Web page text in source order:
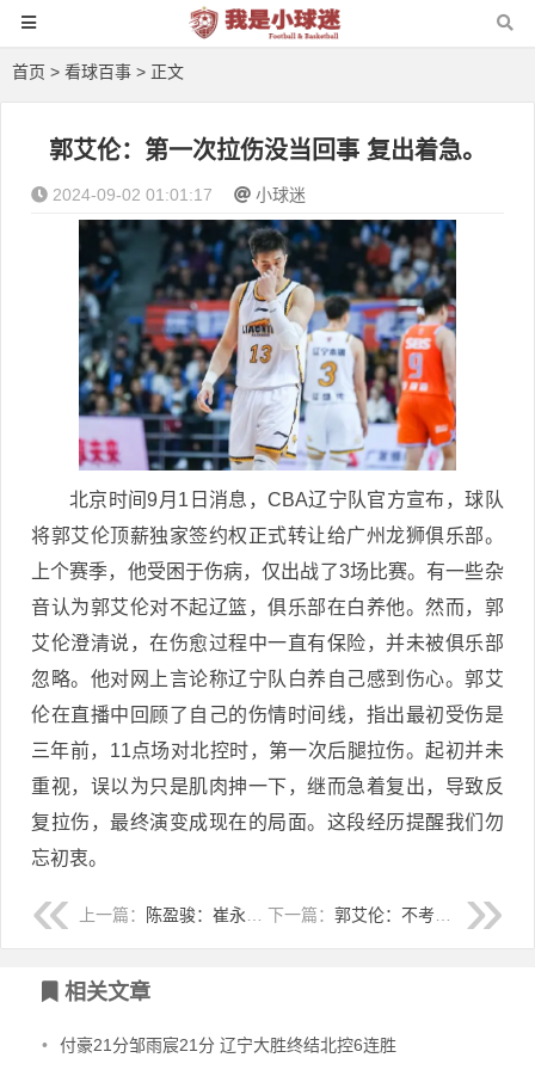
首页 > 看球百事 > 正文
郭艾伦：第一次拉伤没当回事 复出着急。
2024-09-02 01:01:17 小球迷
北京时间9月1日消息，CBA辽宁队官方宣布，球队
将郭艾伦顶薪独家签约权正式转让给广州龙狮俱乐部。
上个赛季，他受困于伤病，仅出战了3场比赛。有一些杂
音认为郭艾伦对不起辽篮，俱乐部在白养他。然而，郭
艾伦澄清说，在伤愈过程中一直有保险，并未被俱乐部
忽略。他对网上言论称辽宁队白养自己感到伤心。郭艾
伦在直播中回顾了自己的伤情时间线，指出最初受伤是
三年前，11点场对北控时，第一次后腿拉伤。起初并未
重视，误以为只是肌肉抻一下，继而急着复出，导致反
复拉伤，最终演变成现在的局面。这段经历提醒我们勿
忘初衷。
上一篇： 陈盈骏：崔永熙难签NBA，为他开心。 下一篇： 郭艾伦：不考虑更换号码，新赛季必定出战。
相关文章
• 付豪21分邹雨宸21分 辽宁大胜终结北控6连胜